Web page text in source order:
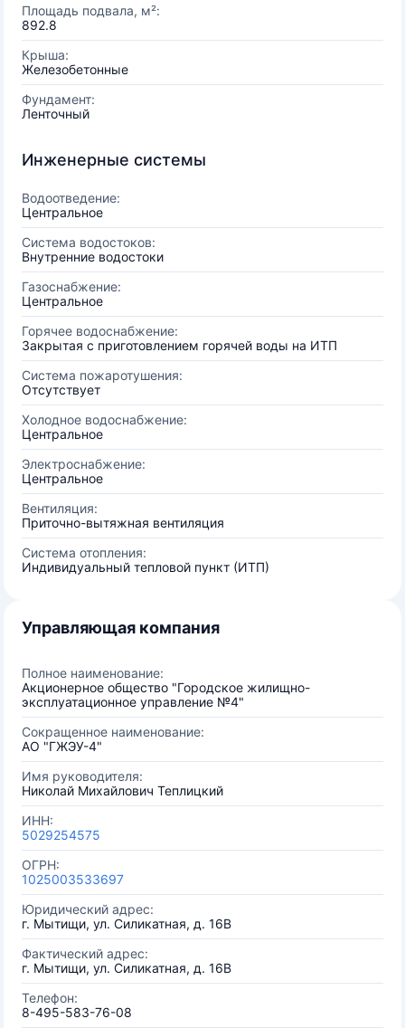
Площадь подвала, м²:
892.8
Крыша:
Железобетонные
Фундамент:
Ленточный
Инженерные системы
Водоотведение:
Центральное
Система водостоков:
Внутренние водостоки
Газоснабжение:
Центральное
Горячее водоснабжение:
Закрытая с приготовлением горячей воды на ИТП
Система пожаротушения:
Отсутствует
Холодное водоснабжение:
Центральное
Электроснабжение:
Центральное
Вентиляция:
Приточно-вытяжная вентиляция
Система отопления:
Индивидуальный тепловой пункт (ИТП)
Управляющая компания
Полное наименование:
Акционерное общество "Городское жилищно-
эксплуатационное управление №4"
Сокращенное наименование:
АО "ГЖЭУ-4"
Имя руководителя:
Николай Михайлович Теплицкий
ИНН:
5029254575
ОГРН:
1025003533697
Юридический адрес:
г. Мытищи, ул. Силикатная, д. 16В
Фактический адрес:
г. Мытищи, ул. Силикатная, д. 16В
Телефон:
8-495-583-76-08